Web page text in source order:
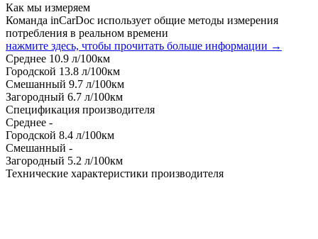
Как мы измеряем
Команда inCarDoc использует общие методы измерения
потребления в реальном времени
нажмите здесь, чтобы прочитать больше информации →
Среднее 10.9 л/100км
Городской 13.8 л/100км
Смешанный 9.7 л/100км
Загородный 6.7 л/100км
Спецификация производителя
Среднее -
Городской 8.4 л/100км
Смешанный -
Загородный 5.2 л/100км
Технические характеристики производителя